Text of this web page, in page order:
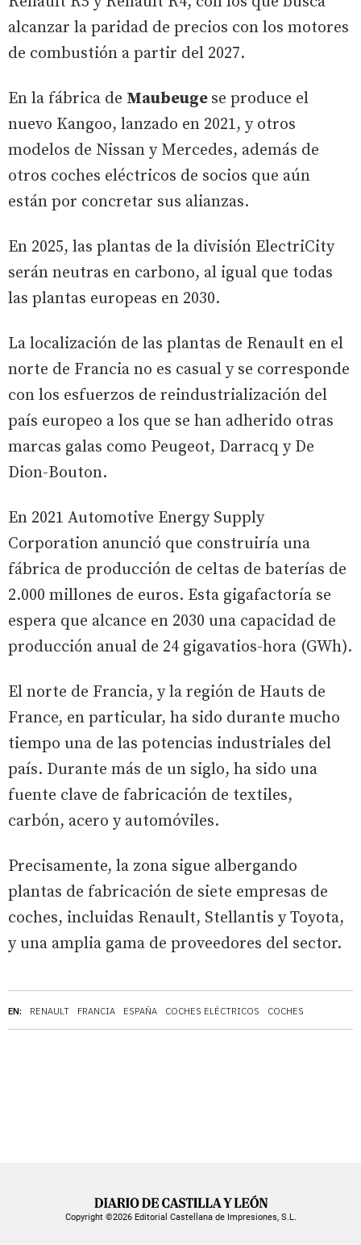
EN: RENAULT FRANCIA ESPAÑA COCHES ELÉCTRICOS COCHES
alcanzar la paridad de precios con los motores
de combustión a partir del 2027.
En la fábrica de Maubeuge se produce el
nuevo Kangoo, lanzado en 2021, y otros
modelos de Nissan y Mercedes, además de
otros coches eléctricos de socios que aún
están por concretar sus alianzas.
En 2025, las plantas de la división ElectriCity
serán neutras en carbono, al igual que todas
las plantas europeas en 2030.
La localización de las plantas de Renault en el
norte de Francia no es casual y se corresponde
con los esfuerzos de reindustrialización del
país europeo a los que se han adherido otras
marcas galas como Peugeot, Darracq y De
Dion-Bouton.
En 2021 Automotive Energy Supply
Corporation anunció que construiría una
fábrica de producción de celtas de baterías de
2.000 millones de euros. Esta gigafactoría se
espera que alcance en 2030 una capacidad de
producción anual de 24 gigavatios-hora (GWh).
El norte de Francia, y la región de Hauts de
France, en particular, ha sido durante mucho
tiempo una de las potencias industriales del
país. Durante más de un siglo, ha sido una
fuente clave de fabricación de textiles,
carbón, acero y automóviles.
Precisamente, la zona sigue albergando
plantas de fabricación de siete empresas de
coches, incluidas Renault, Stellantis y Toyota,
y una amplia gama de proveedores del sector.
Copyright ©2026 Editorial Castellana de Impresiones, S.L.